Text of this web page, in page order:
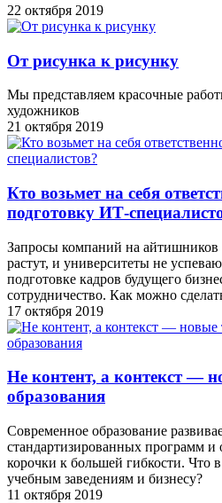
22 октября 2019
От рисунка к рисунку
Мы представляем красочные
художников
21 октября 2019
Кто возьмет на себя
подготовку ИТ-
Запросы компаний на
растут, и университеты не
подготовке кадров будущего
сотрудничество. Как можно
17 октября 2019
Не контент, а контекст —
образования
Современное образование
стандартизированных программ и
корочки к большей гибкости. Что
учебным заведениям и бизнесу?
11 октября 2019